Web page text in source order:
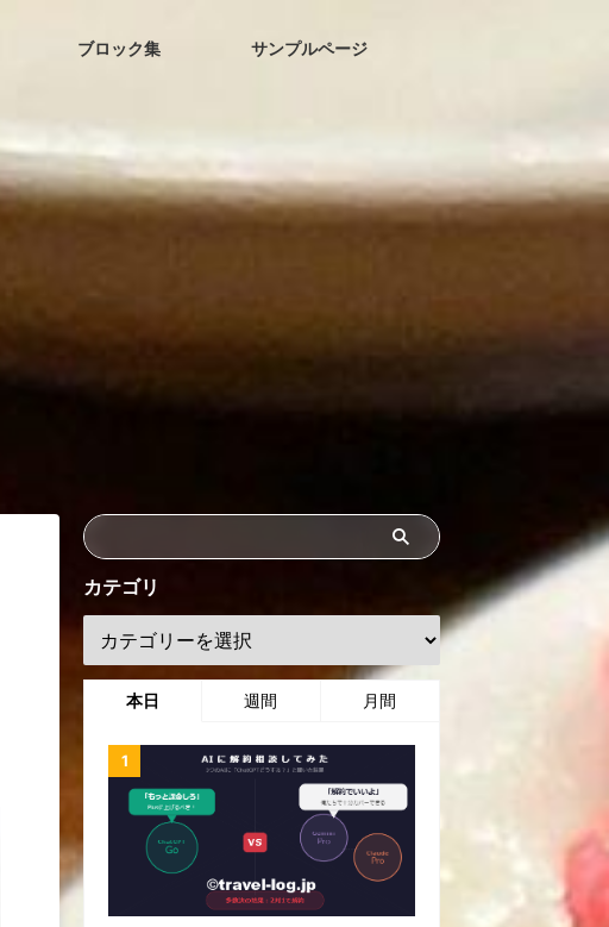
ブロック集 サンプルページ
カテゴリ
本日 週間 月間